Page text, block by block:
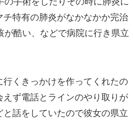
特有の肺炎がなかなかか完治
が酷い、などで病院に行き県立
くきっかけを作ってくれたの
ず電話とラインのやり取りが
話をしていたので彼女の県立